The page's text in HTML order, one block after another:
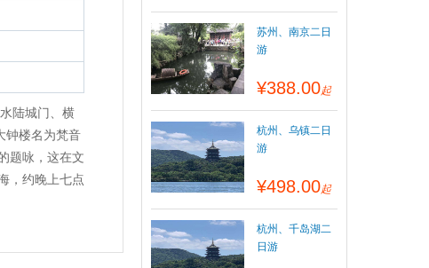
陆城门、横
钟楼名为梵音
题咏，这在文
，约晚上七点
苏州、南京二日
游
¥388.00起
杭州、乌镇二日
游
¥498.00起
杭州、千岛湖二
日游